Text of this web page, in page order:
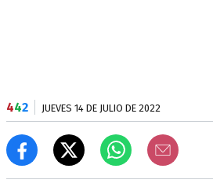
442 JUEVES 14 DE JULIO DE 2022